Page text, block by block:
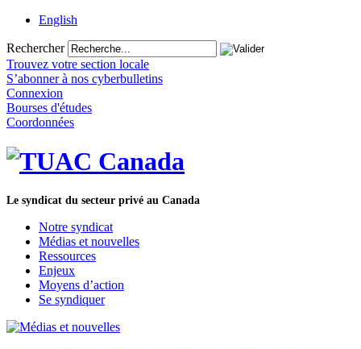
English
Rechercher
Trouvez votre section locale
S’abonner à nos cyberbulletins
Connexion
Bourses d'études
Coordonnées
Le syndicat du secteur privé au Canada
Notre syndicat
Médias et nouvelles
Ressources
Enjeux
Moyens d’action
Se syndiquer